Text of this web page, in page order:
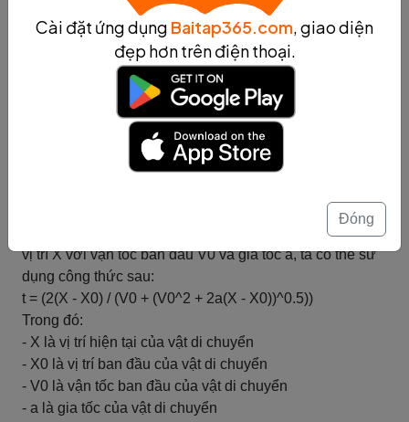
thể được biểu diễn dưới dạng sau:
X = X0 + V0t + (1/2)at^2
- X là vị trí hiện tại của vật di chuyển
- X0 là vị trí ban đầu của vật di chuyển
- V0 là vận tốc ban đầu của vật di chuyển
- a là gia tốc của vật di chuyển
gian t dựa trên phương trình chuyển động. Ví dụ, nếu ta
muốn tính thời gian mà một vật di chuyển từ vị trí X0 đến
vị trí X với vận tốc ban đầu V0 và gia tốc a, ta có thể sử
dụng công thức sau:
t = (2(X - X0) / (V0 + (V0^2 + 2a(X - X0))^0.5))
Trong đó:
- X là vị trí hiện tại của vật di chuyển
- X0 là vị trí ban đầu của vật di chuyển
- V0 là vận tốc ban đầu của vật di chuyển
- a là gia tốc của vật di chuyển
Cài đặt ứng dụng Baitap365.com, giao diện
đẹp hơn trên điện thoại.
Đóng